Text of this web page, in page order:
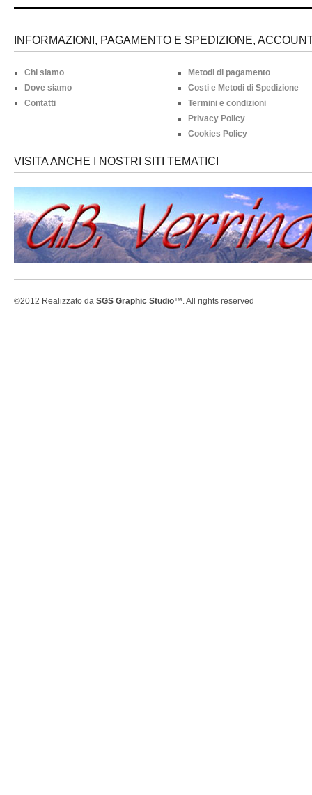
INFORMAZIONI, PAGAMENTO E SPEDIZIONE,
Chi siamo
Dove siamo
Contatti
Metodi di pagamento
Costi e Metodi di Spedizione
Termini e condizioni
Privacy Policy
Cookies Policy
VISITA ANCHE I NOSTRI SITI TEMATICI
©2012 Realizzato da SGS Graphic Studio™. All rights reserved